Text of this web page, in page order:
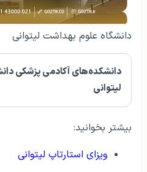
دانشگاه علوم بهداشت لیتوانی
دانشکده‌های آکادمی پزشکی
لیتوانی
بیشتر بخوانید:
ویزای استارتاپ لیتوانی